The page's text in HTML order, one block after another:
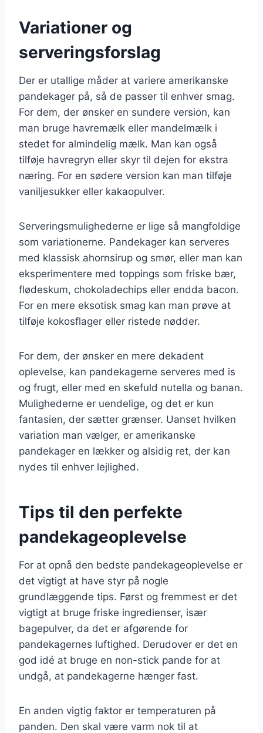
Variationer og
serveringsforslag
Der er utallige måder at variere amerikanske
pandekager på, så de passer til enhver smag.
For dem, der ønsker en sundere version, kan
man bruge havremælk eller mandelmælk i
stedet for almindelig mælk. Man kan også
tilføje havregryn eller skyr til dejen for ekstra
næring. For en sødere version kan man tilføje
vaniljesukker eller kakaopulver.
Serveringsmulighederne er lige så mangfoldige
som variationerne. Pandekager kan serveres
med klassisk ahornsirup og smør, eller man kan
eksperimentere med toppings som friske bær,
flødeskum, chokoladechips eller endda bacon.
For en mere eksotisk smag kan man prøve at
tilføje kokosflager eller ristede nødder.
For dem, der ønsker en mere dekadent
oplevelse, kan pandekagerne serveres med is
og frugt, eller med en skefuld nutella og banan.
Mulighederne er uendelige, og det er kun
fantasien, der sætter grænser. Uanset hvilken
variation man vælger, er amerikanske
pandekager en lækker og alsidig ret, der kan
nydes til enhver lejlighed.
Tips til den perfekte
pandekageoplevelse
For at opnå den bedste pandekageoplevelse er
det vigtigt at have styr på nogle
grundlæggende tips. Først og fremmest er det
vigtigt at bruge friske ingredienser, især
bagepulver, da det er afgørende for
pandekagernes luftighed. Derudover er det en
god idé at bruge en non-stick pande for at
undgå, at pandekagerne hænger fast.
En anden vigtig faktor er temperaturen på
panden. Den skal være varm nok til at